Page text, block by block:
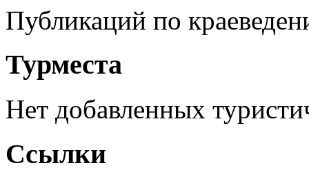
Публикаций по
Турместа
Нет добавленных
Ссылки